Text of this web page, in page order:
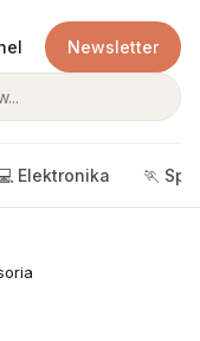
Newsletter
Elektronika 🏃